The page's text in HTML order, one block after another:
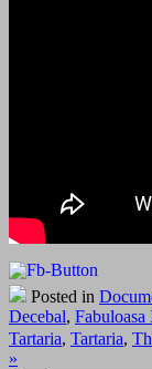
Posted in
Decebal, Fabuloasa
Tartaria, Tartaria,
»